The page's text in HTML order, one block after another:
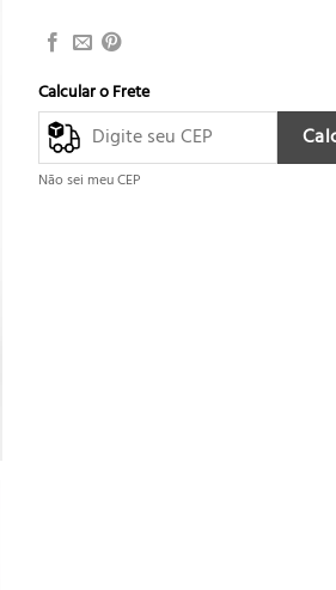
Calcular o Frete
Não sei meu CEP